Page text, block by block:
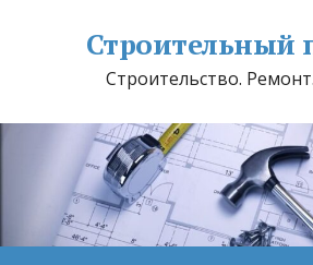
Строительный
Строительство.